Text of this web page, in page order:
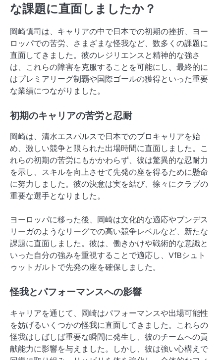
な課題に直面しましたか？
岡崎慎司は、キャリアの中で日本での初期の挫折、ヨー
ロッパでの苦労、さまざまな怪我など、数多くの課題に
直面してきました。彼のレジリエンスと精神的な強さ
は、これらの障害を克服することを可能にし、最終的に
はプレミアリーグ制覇や国際ゴールの獲得といった重要
な業績につながりました。
初期のキャリアの苦労と忍耐
岡崎は、清水エスパルスで日本でのプロキャリアを始
め、激しい競争と限られた出場時間に直面しました。こ
れらの初期の苦労にもかかわらず、彼は驚異的な忍耐力
を示し、スキルを向上させて先発の座を得るために懸命
に努力しました。彼の決意は実を結び、徐々にクラブの
重要な選手となりました。
ヨーロッパに移った後、岡崎は文化的な適応やブンデス
リーガのようなリーグでの高い競争レベルなど、新たな
課題に直面しました。彼は、働きかけや戦術的な意識と
いった自分の強みを重視することで適応し、VfBシュト
ゥットガルトで先発の座を確保しました。
怪我とパフォーマンスへの影響
キャリアを通じて、岡崎はパフォーマンスや出場可能性
を妨げるいくつかの怪我に直面してきました。これらの
怪我はしばしば重要な瞬間に発生し、彼のチームへの貢
献能力に影響を与えました。しかし、彼は強い心構えで